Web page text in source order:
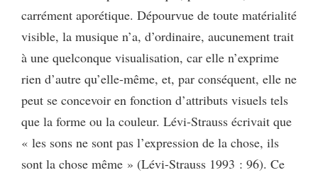
carrément aporétique. Dépourvue de toute matérialité
visible, la musique n’a, d’ordinaire, aucunement trait
à une quelconque visualisation, car elle n’exprime
rien d’autre qu’elle-même, et, par conséquent, elle ne
peut se concevoir en fonction d’attributs visuels tels
que la forme ou la couleur. Lévi-Strauss écrivait que
« les sons ne sont pas l’expression de la chose, ils
sont la chose même » (Lévi-Strauss 1993 : 96). Ce